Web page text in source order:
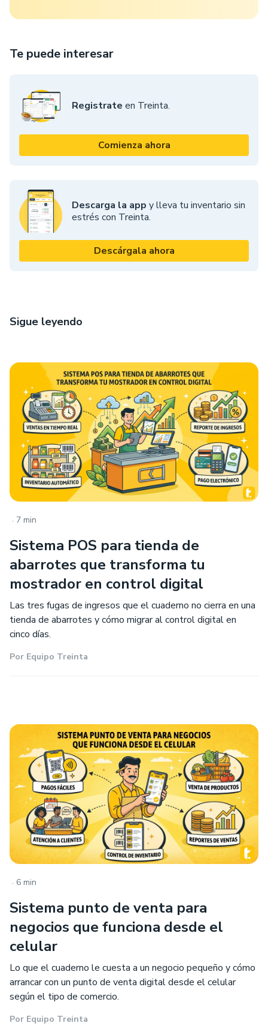
Te puede interesar
Registrate en Treinta.
Comienza ahora
Descarga la app y lleva tu inventario sin
estrés con Treinta.
Descárgala ahora
Sigue leyendo
. 7 min
Sistema POS para tienda de
abarrotes que transforma tu
mostrador en control digital
Las tres fugas de ingresos que el cuaderno no cierra en una
tienda de abarrotes y cómo migrar al control digital en
cinco días.
Por Equipo Treinta
. 6 min
Sistema punto de venta para
negocios que funciona desde el
celular
Lo que el cuaderno le cuesta a un negocio pequeño y cómo
arrancar con un punto de venta digital desde el celular
según el tipo de comercio.
Por Equipo Treinta